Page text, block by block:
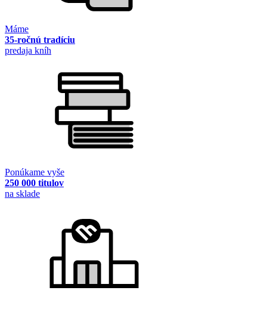
Máme
35-ročnú tradíciu
predaja kníh
Ponúkame vyše
250 000 titulov
na sklade